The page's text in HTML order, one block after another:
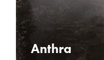
Anthra